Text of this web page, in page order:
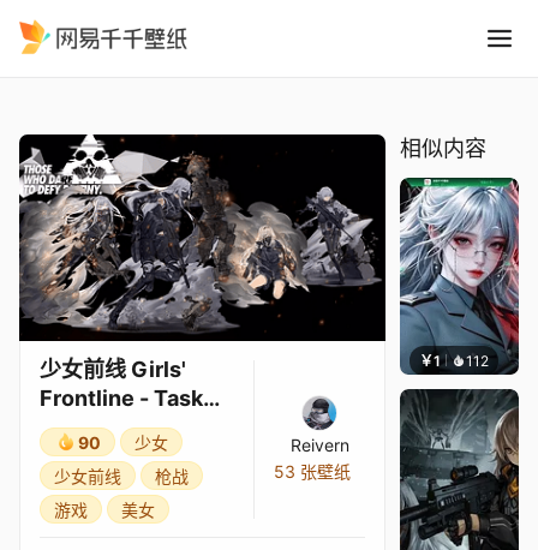
少女前线 Girls'
Frontline - Task
Force DEFY
(Parallax)
90
少女
少女前线
枪战
游戏
美女
Reivern
53 张壁纸
相似内容
￥1 112 宅婳氏